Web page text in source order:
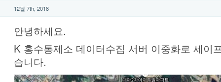
12월 7th, 2018
안녕하세요.
K 홍수통제소 데이터수집 서버 이중화로 세이
습니다.